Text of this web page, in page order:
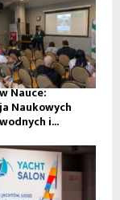
Nauce:
Naukowych
i...